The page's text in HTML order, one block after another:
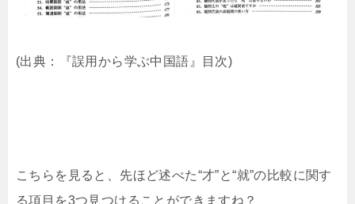
(出典：『誤用から学ぶ中国語』目次)
こちらを見ると、先ほど述べた“才”と“就”の比較に関す
る項目を3つ見つけることができますね？